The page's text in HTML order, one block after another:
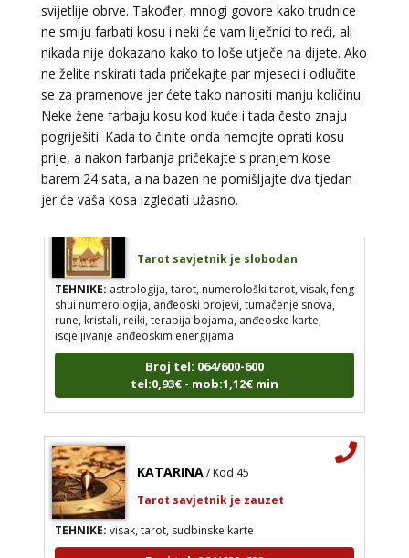
svijetlije obrve. Također, mnogi govore kako trudnice
ne smiju farbati kosu i neki će vam liječnici to reći, ali
nikada nije dokazano kako to loše utječe na dijete. Ako
ne želite riskirati tada pričekajte par mjeseci i odlučite
se za pramenove jer ćete tako nanositi manju količinu.
Neke žene farbaju kosu kod kuće i tada često znaju
pogriješiti. Kada to činite onda nemojte oprati kosu
prije, a nakon farbanja pričekajte s pranjem kose
barem 24 sata, a na bazen ne pomišljajte dva tjedan
jer će vaša kosa izgledati užasno.
SANJA/ Kod 07
Tarot savjetnik je zauzet
TEHNIKE:tarot, egipatski tarot, visak, rune, numerologija,
Broj tel: 064/600-600
tel:0,93€ - mob:1,12€ min
TEHNIKE:astrologija, tarot, numerološki tarot, visak, feng
shui numerologija, anđeoski brojevi, tumačenje snova,
rune, kristali, reiki, terapija bojama, anđeoske karte,
iscjeljivanje anđeoskim energijama
Broj tel: 064/600-600
tel:0,93€ - mob:1,12€ min
TEHNIKE:visak, tarot, sudbinske karte
Broj tel: 064/600-600